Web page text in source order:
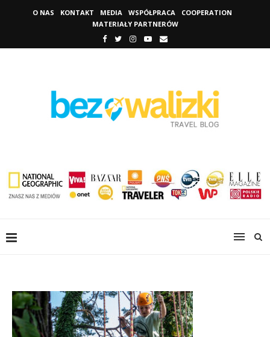
O NAS KONTAKT MEDIA WSPÓŁPRACA
COOPERATION
MATERIAŁY PARTNERÓW